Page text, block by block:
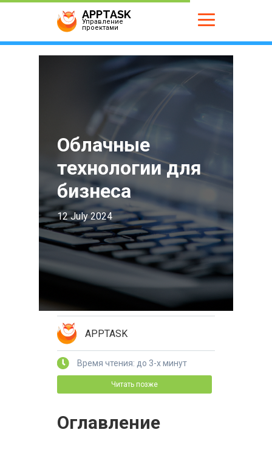
APPTASK
Управление
проектами
Облачные
технологии для
бизнеса
12 July 2024
APPTASK
Время чтения: до 3-х минут
Читать позже
Оглавление